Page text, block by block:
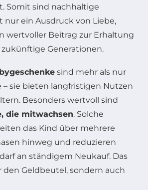
Somit sind nachhaltige
nur ein Ausdruck von Liebe,
wertvoller Beitrag zur Erhaltung
Generationen.
sind mehr als nur
– sie bieten langfristigen Nutzen
Besonders wertvoll sind
die mitwachsen. Solche
das Kind über mehrere
hinweg und reduzieren
an ständigem Neukauf. Das
Geldbeutel, sondern auch